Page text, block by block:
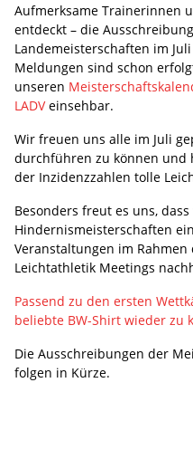
Aufmerksame Trainerinnen
entdeckt – die
Landemeisterschaften im
Meldungen sind schon
unseren
LADVeinsehbar.
Wir freuen uns alle im Juli
durchführen zu können und
der Inzidenzzahlen tolle
Besonders freut es uns,
Hindernismeisterschaften
Veranstaltungen im
Leichtathletik Meetings
Passend zu den ersten
beliebte BW-Shirt wieder zu
Die Ausschreibungen der
folgen in Kürze.